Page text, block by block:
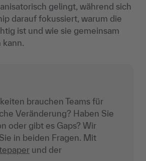
gelingt, während sich
darauf fokussiert, warum die
ist und wie sie gemeinsam
kann.
brauchen Teams für
Veränderung? Haben Sie
oder gibt es Gaps? Wir
in beiden Fragen. Mit
und der